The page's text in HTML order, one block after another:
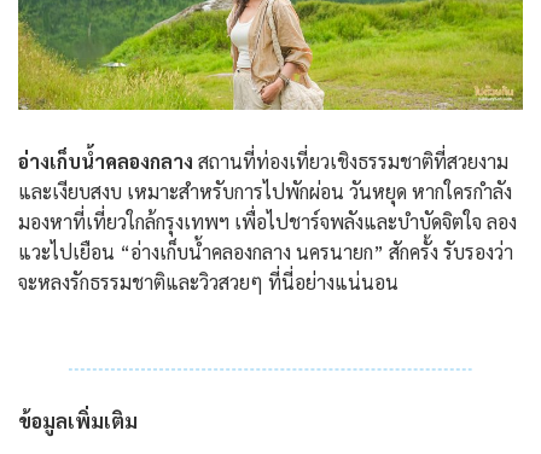
อ่างเก็บน้ำคลองกลาง สถานที่ท่องเที่ยวเชิงธรรมชาติที่สวยงาม
และเงียบสงบ เหมาะสำหรับการไปพักผ่อน วันหยุด หากใครกำลัง
มองหาที่เที่ยวใกล้กรุงเทพฯ เพื่อไปชาร์จพลังและบำบัดจิตใจ ลอง
แวะไปเยือน “อ่างเก็บน้ำคลองกลาง นครนายก” สักครั้ง รับรองว่า
จะหลงรักธรรมชาติและวิวสวยๆ ที่นี่อย่างแน่นอน
ข้อมูลเพิ่มเติม